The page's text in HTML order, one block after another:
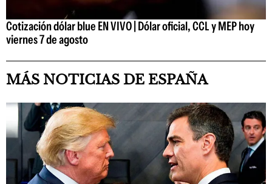
Cotización dólar blue EN VIVO | Dólar oficial, CCL y MEP hoy
viernes 7 de agosto
MÁS NOTICIAS DE ESPAÑA